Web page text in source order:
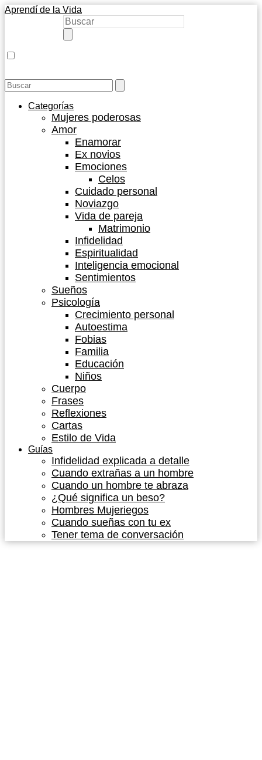
Aprendí de la Vida
Categorías
Mujeres poderosas
Amor
Enamorar
Ex novios
Emociones
Celos
Cuidado personal
Noviazgo
Vida de pareja
Matrimonio
Infidelidad
Espiritualidad
Inteligencia emocional
Sentimientos
Sueños
Psicología
Crecimiento personal
Autoestima
Fobias
Familia
Educación
Niños
Cuerpo
Frases
Reflexiones
Cartas
Estilo de Vida
Guías
Infidelidad explicada a detalle
Cuando extrañas a un hombre
Cuando un hombre te abraza
¿Qué significa un beso?
Hombres Mujeriegos
Cuando sueñas con tu ex
Tener tema de conversación